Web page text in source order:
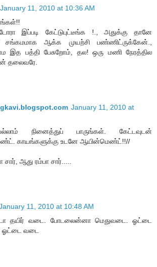
January 11, 2010 at 10:36 AM
இப்படி கேட்டுபுட்டீங்க !., அதுக்கு தானே
சங்கமமாக ஆக்க முயற்சி பண்ணிட்ருக்கேன்.,
இத பத்தி பேசுறோம், தல! ஒரு மணி நேரத்தில
தலைவரே.
January 11, 2010 at
நினைத்துப் பாருங்கள். கேட்டவுடன்
காயங்களுக்கு உடனே ஆயின்மெண்ட்!!//
சார், ஆது ரம்பா சார்.....
11, 2010 at 10:48 AM
தயிர் வடை. போடலைன்னா மெதுவடை. ஓட்டை
ஓட்டை வடை